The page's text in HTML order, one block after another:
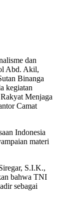
dan
Abd. Akil,
Binanga
kegiatan
Menjaga
Camat
Indonesia
materi
S.I.K.,
bahwa TNI
sebagai